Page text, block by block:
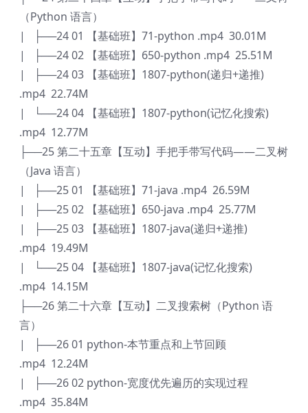
（Python 语言）
| ├──24 01 【基础班】71-python .mp4 30.01M
| ├──24 02 【基础班】650-python .mp4 25.51M
| ├──24 03 【基础班】1807-python(递归+递推)
.mp4 22.74M
| └──24 04 【基础班】1807-python(记忆化搜索)
.mp4 12.77M
├──25 第二十五章【互动】手把手带写代码——二叉树
（Java 语言）
| ├──25 01 【基础班】71-java .mp4 26.59M
| ├──25 02 【基础班】650-java .mp4 25.77M
| ├──25 03 【基础班】1807-java(递归+递推)
.mp4 19.49M
| └──25 04 【基础班】1807-java(记忆化搜索)
.mp4 14.15M
├──26 第二十六章【互动】二叉搜索树（Python 语
言）
| ├──26 01 python-本节重点和上节回顾
.mp4 12.24M
| ├──26 02 python-宽度优先遍历的实现过程
.mp4 35.84M